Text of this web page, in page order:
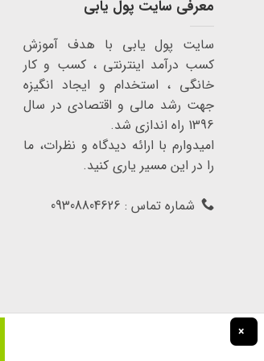
معرفی سایت پول یابی
سایت پول یابی با هدف آموزش
کسب درآمد اینترنتی ، کسب و کار
خانگی ، استخدام و ایجاد انگیزه
جهت رشد مالی و اقتصادی در سال
1396 راه اندازی شد.
امیدوارم با ارائه دیدگاه و نظرات، ما
را در این مسیر یاری کنید.
شماره تماس : 09308804626
×